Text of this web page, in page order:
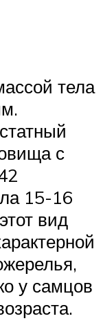
тела
с
15-16
вид
у самцов